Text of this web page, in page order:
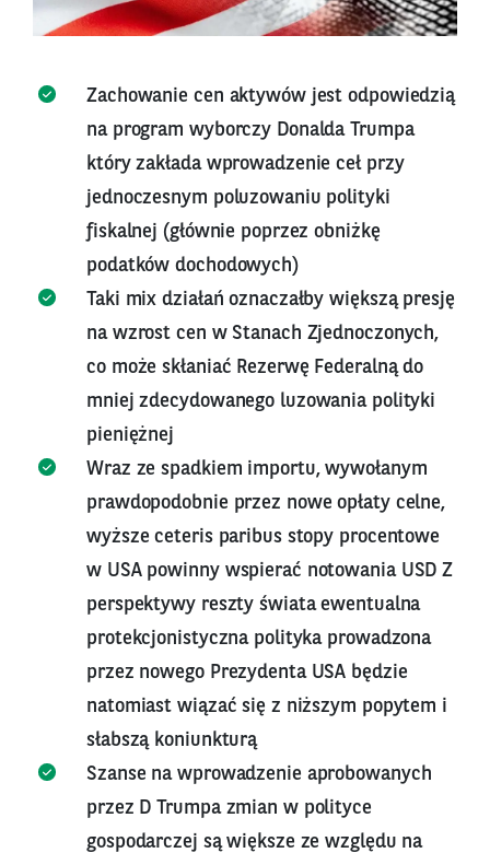
Zachowanie cen aktywów jest odpowiedzią
na program wyborczy Donalda Trumpa
który zakłada wprowadzenie ceł przy
jednoczesnym poluzowaniu polityki
fiskalnej (głównie poprzez obniżkę
podatków dochodowych)
Taki mix działań oznaczałby większą presję
na wzrost cen w Stanach Zjednoczonych,
co może skłaniać Rezerwę Federalną do
mniej zdecydowanego luzowania polityki
pieniężnej
Wraz ze spadkiem importu, wywołanym
prawdopodobnie przez nowe opłaty celne,
wyższe ceteris paribus stopy procentowe
w USA powinny wspierać notowania USD Z
perspektywy reszty świata ewentualna
protekcjonistyczna polityka prowadzona
przez nowego Prezydenta USA będzie
natomiast wiązać się z niższym popytem i
słabszą koniunkturą
Szanse na wprowadzenie aprobowanych
przez D Trumpa zmian w polityce
gospodarczej są większe ze względu na